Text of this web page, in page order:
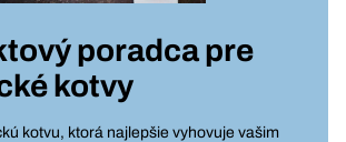
poradca pre
kotvy
kotvu, ktorá najlepšie vyhovuje vašim